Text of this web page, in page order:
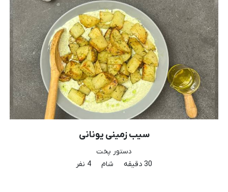
سیب زمینی یونانی
دستور پخت
30 دقیقه
شام 4 نفر